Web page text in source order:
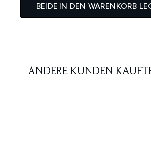
BEIDE IN DEN WARENKORB
ANDERE KUNDEN